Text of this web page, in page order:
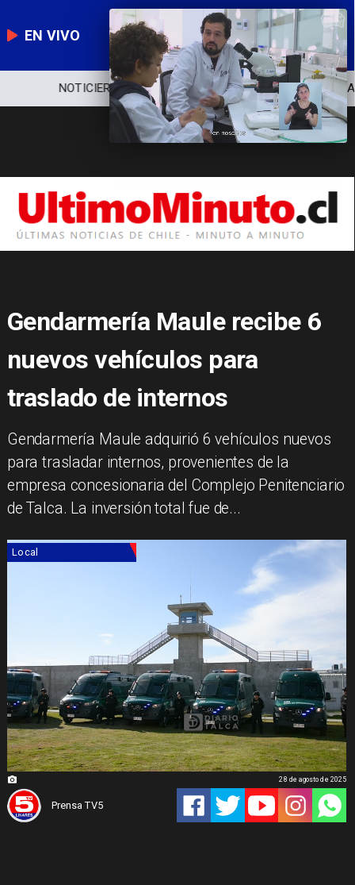
EN VIVO
NOTICIERO POLÍTICA ECONOMÍA
Gendarmería Maule recibe 6
nuevos vehículos para
traslado de internos
Gendarmería Maule adquirió 6 vehículos nuevos
para trasladar internos, provenientes de la
empresa concesionaria del Complejo Penitenciario
de Talca. La inversión total fue de...
Local
Prensa TV5
28 de agosto de 2025